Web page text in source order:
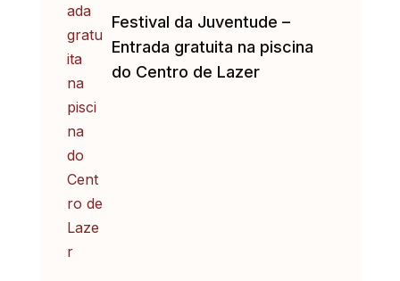
Festival da Juventude –
Entrada gratuita na piscina
do Centro de Lazer